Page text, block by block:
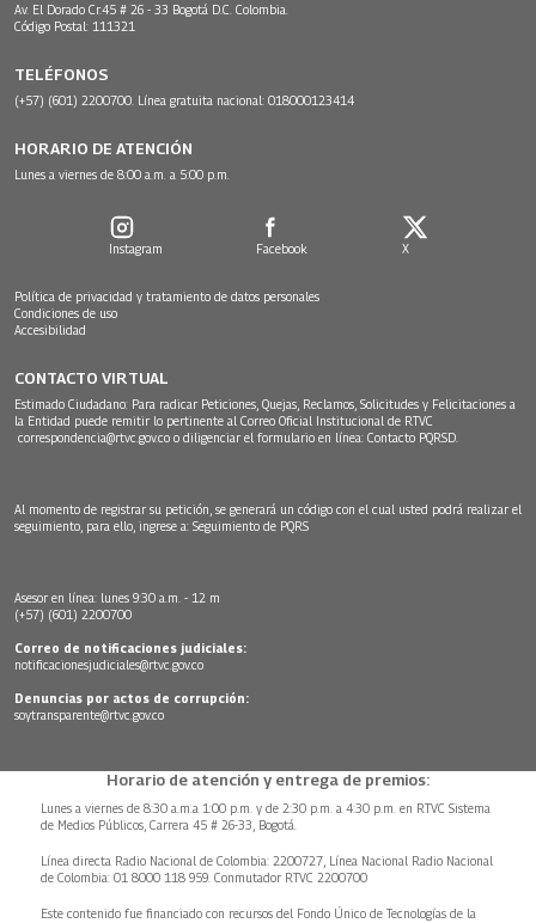
Av. El Dorado Cr.45 # 26 - 33 Bogotá D.C. Colombia.
Código Postal: 111321
TELÉFONOS
(+57) (601) 2200700. Línea gratuita nacional: 018000123414
HORARIO DE ATENCIÓN
Lunes a viernes de 8:00 a.m. a 5:00 p.m.
Instagram Facebook X
Política de privacidad y tratamiento de datos personales
Condiciones de uso
Accesibilidad
CONTACTO VIRTUAL
Estimado Ciudadano: Para radicar Peticiones, Quejas, Reclamos, Solicitudes y Felicitaciones a
la Entidad puede remitir lo pertinente al Correo Oficial Institucional de RTVC
correspondencia@rtvc.gov.co o diligenciar el formulario en línea: Contacto PQRSD.
Al momento de registrar su petición, se generará un código con el cual usted podrá realizar el
seguimiento, para ello, ingrese a: Seguimiento de PQRS
Asesor en línea: lunes 9:30 a.m. - 12 m
(+57) (601) 2200700
Correo de notificaciones judiciales:
notificacionesjudiciales@rtvc.gov.co
Denuncias por actos de corrupción:
soytransparente@rtvc.gov.co
Horario de atención y entrega de premios:
Lunes a viernes de 8:30 a.m.a 1:00 p.m. y de 2:30 p.m. a 4:30 p.m. en RTVC Sistema
de Medios Públicos, Carrera 45 # 26-33, Bogotá.
Línea directa Radio Nacional de Colombia: 2200727, Línea Nacional Radio Nacional
de Colombia: 01 8000 118 959. Conmutador RTVC 2200700
Este contenido fue financiado con recursos del Fondo Único de Tecnologías de la